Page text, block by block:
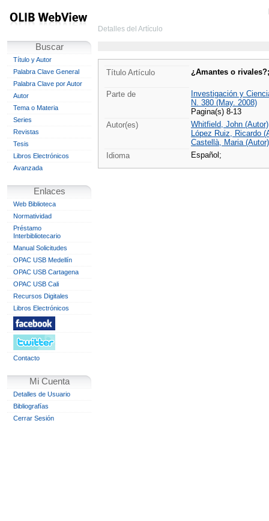
Buscar
Título y Autor
Palabra Clave General
Palabra Clave por Autor
Autor
Tema o Materia
Series
Revistas
Tesis
Libros Electrónicos
Avanzada
Enlaces
Web Biblioteca
Normatividad
Préstamo
Interbibliotecario
Manual Solicitudes
OPAC USB Medellín
OPAC USB Cartagena
OPAC USB Cali
Recursos Digitales
Libros Electrónicos
Contacto
Mi Cuenta
Detalles de Usuario
Bibliografías
Cerrar Sesión
Detalles del Artículo
Título Artículo ¿Amantes o
Parte de
Investigación y
N. 380 (May. 2008)
Pagina(s) 8-13
Autor(es)
Whitfield, John (Autor)
López Ruiz, Ricardo
Castellà, Maria (Autor)
Idioma
Español;